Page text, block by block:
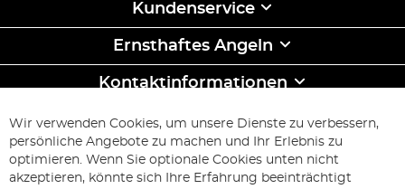
Kundenservice
Ernsthaftes Angeln
Kontaktinformationen
ABONNIEREN & SPAREN
Melden
Sie
Abonnieren
Wir verwenden Cookies, um unsere Dienste zu verbessern,
persönliche Angebote zu machen und Ihr Erlebnis zu
optimieren. Wenn Sie optionale Cookies unten nicht
akzeptieren, könnte sich Ihre Erfahrung beeinträchtigt